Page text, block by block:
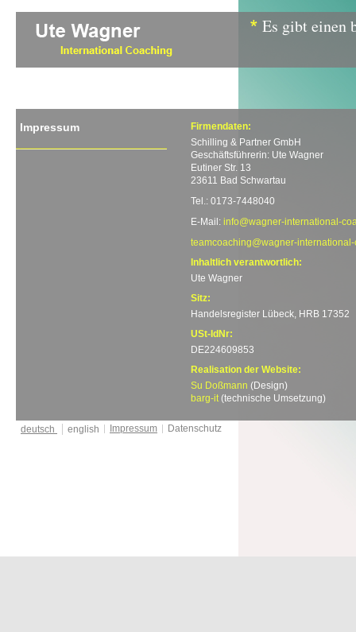
Es gibt einen
Impressum
Firmendaten:
Schilling & Partner GmbH
Geschäftsführerin: Ute Wagner
Eutiner Str. 13
23611 Bad Schwartau
Tel.: 0173-7448040
E-Mail: info@wagner-international-
teamcoaching@wagner-
Inhaltlich verantwortlich:
Ute Wagner
Sitz:
Handelsregister Lübeck, HRB 17352
USt-IdNr:
DE224609853
Realisation der Website:
Su Doßmann (Design)
barg-it (technische Umsetzung)
deutsch english Impressum Datenschutz